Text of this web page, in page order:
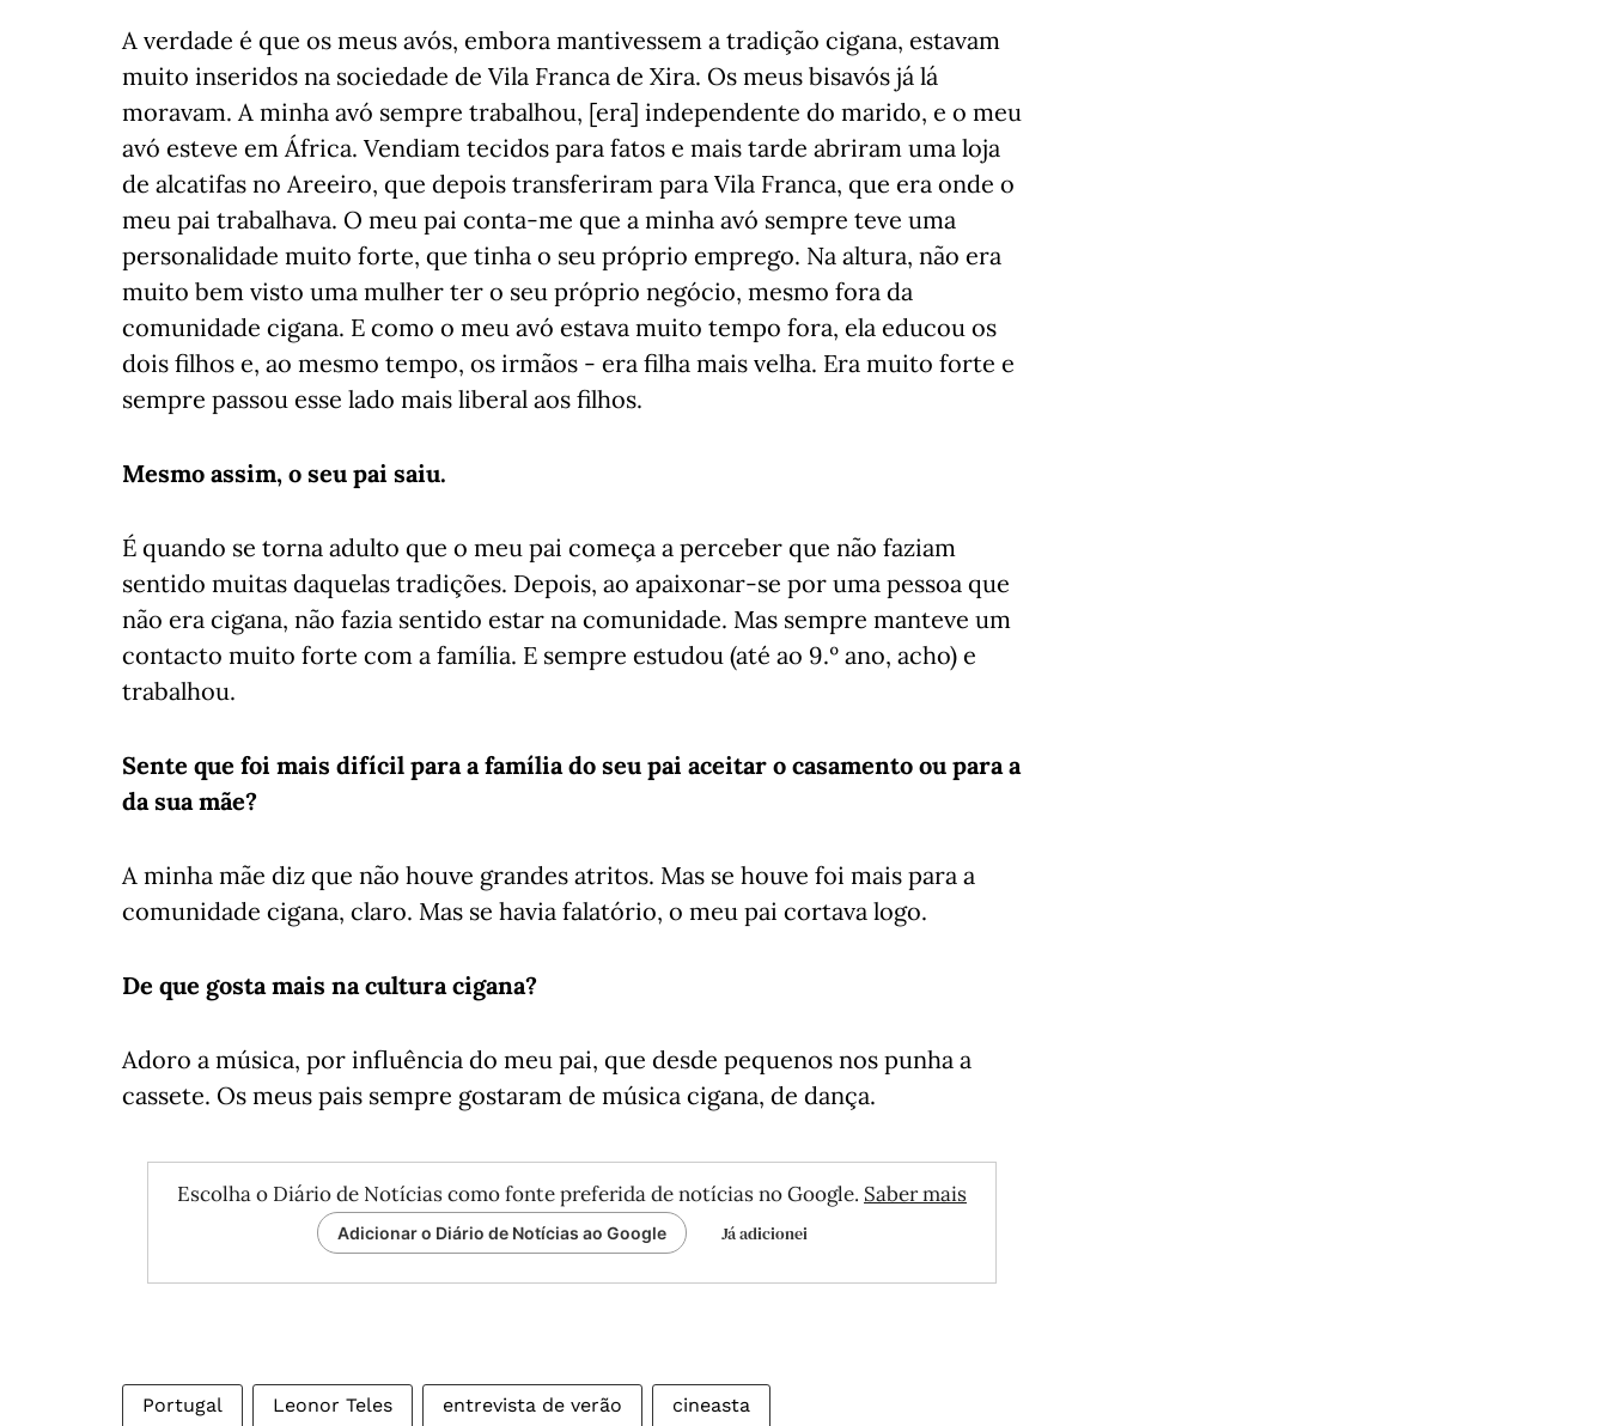
A verdade é que os meus avós, embora mantivessem a tradição cigana, estavam
muito inseridos na sociedade de Vila Franca de Xira. Os meus bisavós já lá
moravam. A minha avó sempre trabalhou, [era] independente do marido, e o meu
avó esteve em África. Vendiam tecidos para fatos e mais tarde abriram uma loja
de alcatifas no Areeiro, que depois transferiram para Vila Franca, que era onde o
meu pai trabalhava. O meu pai conta-me que a minha avó sempre teve uma
personalidade muito forte, que tinha o seu próprio emprego. Na altura, não era
muito bem visto uma mulher ter o seu próprio negócio, mesmo fora da
comunidade cigana. E como o meu avó estava muito tempo fora, ela educou os
dois filhos e, ao mesmo tempo, os irmãos - era filha mais velha. Era muito forte e
sempre passou esse lado mais liberal aos filhos.
Mesmo assim, o seu pai saiu.
É quando se torna adulto que o meu pai começa a perceber que não faziam
sentido muitas daquelas tradições. Depois, ao apaixonar-se por uma pessoa que
não era cigana, não fazia sentido estar na comunidade. Mas sempre manteve um
contacto muito forte com a família. E sempre estudou (até ao 9.º ano, acho) e
trabalhou.
Sente que foi mais difícil para a família do seu pai aceitar o casamento ou para a
da sua mãe?
A minha mãe diz que não houve grandes atritos. Mas se houve foi mais para a
comunidade cigana, claro. Mas se havia falatório, o meu pai cortava logo.
De que gosta mais na cultura cigana?
Adoro a música, por influência do meu pai, que desde pequenos nos punha a
cassete. Os meus pais sempre gostaram de música cigana, de dança.
Escolha o Diário de Notícias como fonte preferida de notícias no Google. Saber mais
Adicionar o Diário de Notícias ao Google Já adicionei
Portugal Leonor Teles entrevista de verão cineasta